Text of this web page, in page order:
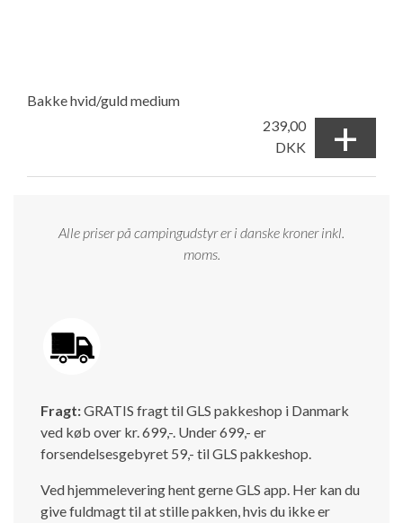
Bakke hvid/guld medium
239,00
DKK
+
Alle priser på campingudstyr er i danske kroner inkl.
moms.
Fragt:GRATIS fragt til GLS pakkeshop i Danmark
ved køb over kr. 699,-. Under 699,- er
forsendelsesgebyret 59,- til GLS pakkeshop.
Ved hjemmelevering hent gerne GLS app. Her kan du
give fuldmagt til at stille pakken, hvis du ikke er